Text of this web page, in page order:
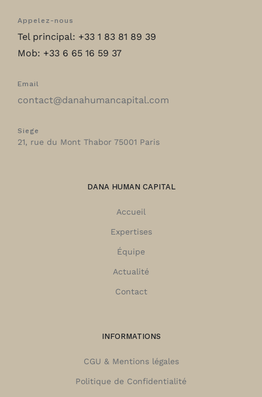
Appelez-nous
Tel principal: +33 1 83 81 89 39
Mob: +33 6 65 16 59 37
Email
contact@danahumancapital.com
Siege
21, rue du Mont Thabor 75001 Paris
DANA HUMAN CAPITAL
Accueil
Expertises
Équipe
Actualité
Contact
INFORMATIONS
CGU & Mentions légales
Politique de Confidentialité